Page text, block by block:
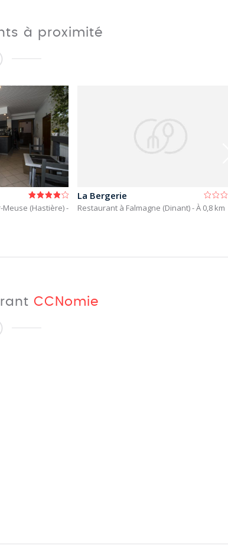
à proximité
(Hastière)-
La Bergerie
Restaurant à Falmagne (Dinant)- À 0,8 km
CCNomie